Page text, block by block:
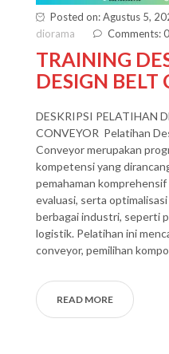
Posted on: Agustus 5,
diorama
Comments: 0
TRAINING
DESIGN BELT
DESKRIPSI PELATIHAN
CONVEYOR Pelatihan
Conveyor merupakan
kompetensi yang
pemahaman
evaluasi, serta
berbagai industri, seperti
logistik. Pelatihan ini
conveyor, pemilihan
READ MORE